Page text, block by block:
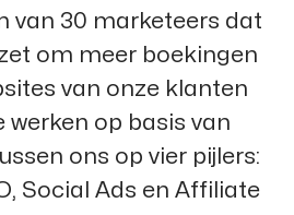
van 30 marketeers dat
om meer boekingen
van onze klanten
werken op basis van
ons op vier pijlers:
Social Ads en Affiliate